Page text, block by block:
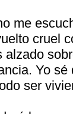
me
cruel
alzado
Yo
ser